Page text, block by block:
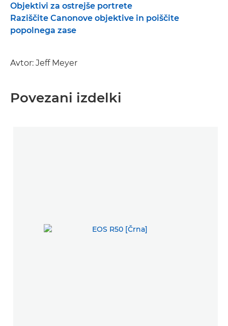
Objektivi za ostrejše portrete
Raziščite Canonove objektive in poiščite
popolnega zase
Avtor: Jeff Meyer
Povezani izdelki